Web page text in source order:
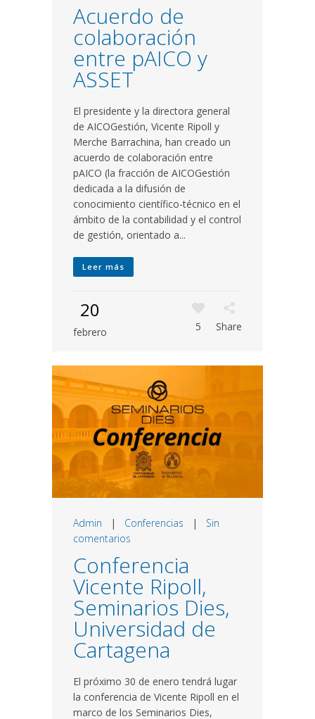
Acuerdo de
colaboración
entre pAICO y
ASSET
El presidente y la directora general
de AICOGestión, Vicente Ripoll y
Merche Barrachina, han creado un
acuerdo de colaboración entre
pAICO (la fracción de AICOGestión
dedicada a la difusión de
conocimiento científico-técnico en el
ámbito de la contabilidad y el control
de gestión, orientado a...
Leer más
20
febrero 5 Share
Admin | Conferencias | Sin
comentarios
Conferencia
Vicente Ripoll,
Seminarios Dies,
Universidad de
Cartagena
El próximo 30 de enero tendrá lugar
la conferencia de Vicente Ripoll en el
marco de los Seminarios Dies,